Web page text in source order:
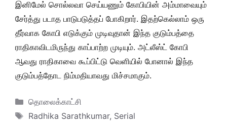
இனிமேல் சொல்லவா செய்யணும் கோபியின் அம்மாவையும்
சேர்த்து படாத பாடுபடுத்தப் போகிறார். இதற்கெல்லாம் ஒரு
தீர்வாக கோபி எடுக்கும் முடிவுதான் இந்த குடும்பத்தை
ராதிகாவிடமிருந்து காப்பாற்ற முடியும். அட்லீஸ்ட் கோபி
ஆவது ராதிகாவை கூப்பிட்டு வெளியில் போனால் இந்த
குடும்பத்தோட நிம்மதியாவது மிச்சமாகும்.
Categories
தொலைக்காட்சி
Tags
Radhika Sarathkumar, Serial